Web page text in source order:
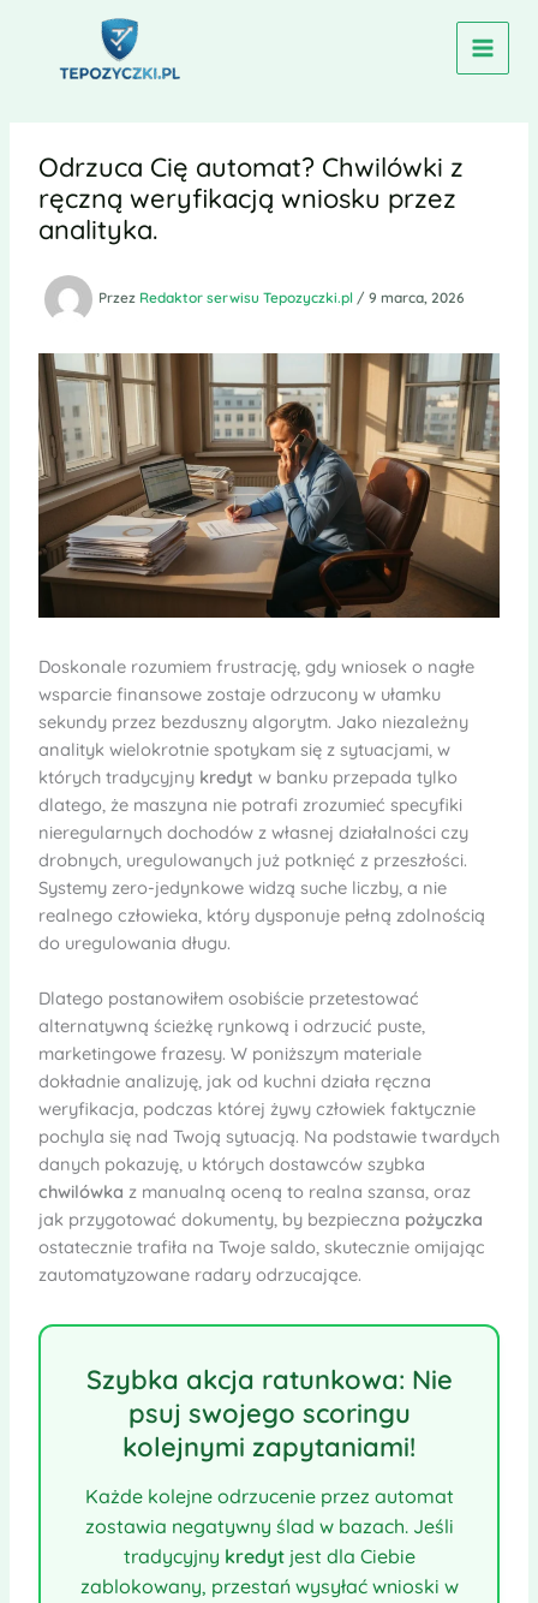
Odrzuca Cię automat? Chwilówki z
ręczną weryfikacją wniosku przez
analityka.
Przez Redaktor serwisu Tepozyczki.pl / 9 marca, 2026
Doskonale rozumiem frustrację, gdy wniosek o nagłe
wsparcie finansowe zostaje odrzucony w ułamku
sekundy przez bezduszny algorytm. Jako niezależny
analityk wielokrotnie spotykam się z sytuacjami, w
których tradycyjny kredyt w banku przepada tylko
dlatego, że maszyna nie potrafi zrozumieć specyfiki
nieregularnych dochodów z własnej działalności czy
drobnych, uregulowanych już potknięć z przeszłości.
Systemy zero-jedynkowe widzą suche liczby, a nie
realnego człowieka, który dysponuje pełną zdolnością
do uregulowania długu.
Dlatego postanowiłem osobiście przetestować
alternatywną ścieżkę rynkową i odrzucić puste,
marketingowe frazesy. W poniższym materiale
dokładnie analizuję, jak od kuchni działa ręczna
weryfikacja, podczas której żywy człowiek faktycznie
pochyla się nad Twoją sytuacją. Na podstawie twardych
danych pokazuję, u których dostawców szybka
chwilówka z manualną oceną to realna szansa, oraz
jak przygotować dokumenty, by bezpieczna pożyczka
ostatecznie trafiła na Twoje saldo, skutecznie omijając
zautomatyzowane radary odrzucające.
Szybka akcja ratunkowa: Nie
psuj swojego scoringu
kolejnymi zapytaniami!
Każde kolejne odrzucenie przez automat
zostawia negatywny ślad w bazach. Jeśli
tradycyjny kredytjest dla Ciebie
zablokowany, przestań wysyłać wnioski w